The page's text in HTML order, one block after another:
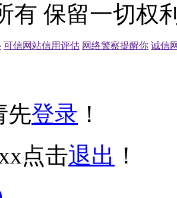
有 保留一切权
可信网站信用评估 网络警察提醒你 诚信
先登录 ！
点击退出 ！